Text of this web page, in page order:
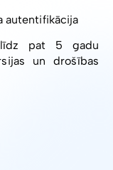
autentifikācija
līdz pat 5 gadu
un drošības